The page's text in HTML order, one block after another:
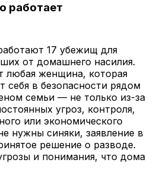
работает
17 убежищ для
от домашнего насилия.
любая женщина, которая
себя в безопасности рядом
семьи — не только из-за
угроз, контроля,
или экономического
нужны синяки, заявление в
решение о разводе.
и понимания, что дома